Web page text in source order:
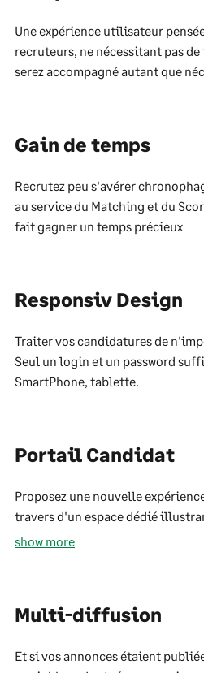
Une expérience utilisateur
recruteurs, ne nécessitant pas
serez accompagné autant que
Gain de temps
Recrutez peu s'avérer
au service du Matching et du
fait gagner un temps précieux
Responsiv Design
Traiter vos candidatures de
Seul un login et un password
SmartPhone, tablette.
Portail Candidat
Proposez une nouvelle
travers d'un espace dédié
show more
Multi-diffusion
Et si vos annonces étaient